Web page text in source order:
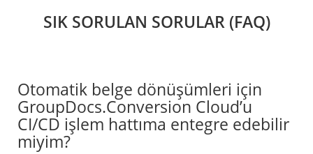
SIK SORULAN SORULAR (FAQ)
Otomatik belge dönüşümleri için
GroupDocs.Conversion Cloud’u
CI/CD işlem hattıma entegre edebilir
miyim?